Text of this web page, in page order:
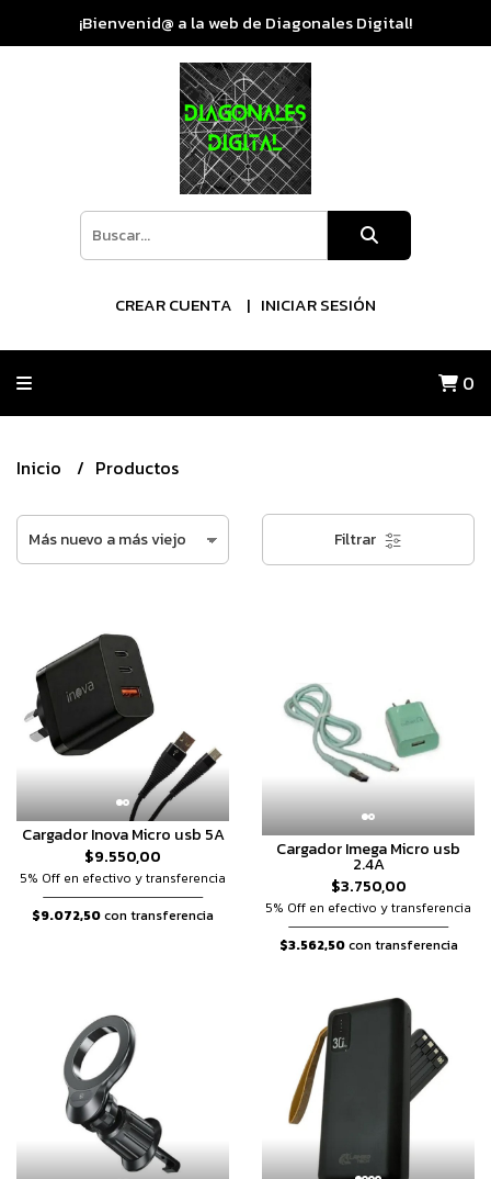
¡Bienvenid@ a la web de Diagonales Digital!
CREAR CUENTA INICIAR SESIÓN
0
Inicio Productos
Filtrar
Cargador Inova Micro usb 5A
$9.550,00
5% Off en efectivo y transferencia
$9.072,50con transferencia
Cargador Imega Micro usb
2.4A
$3.750,00
5% Off en efectivo y transferencia
$3.562,50con transferencia